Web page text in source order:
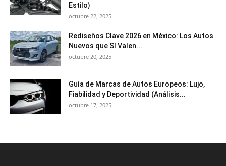
Estilo)
octubre 22, 2025
Rediseños Clave 2026 en México: Los Autos
Nuevos que Sí Valen...
octubre 20, 2025
Guía de Marcas de Autos Europeos: Lujo,
Fiabilidad y Deportividad (Análisis...
octubre 17, 2025